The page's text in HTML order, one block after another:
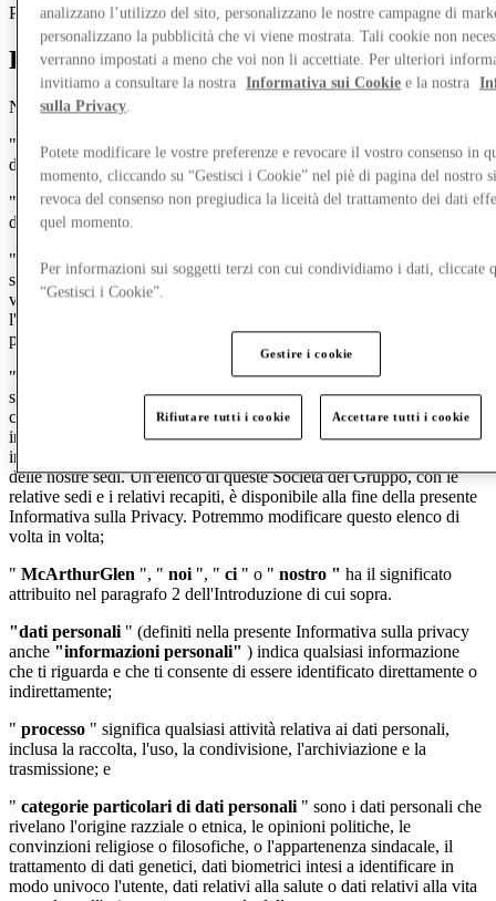
Per maggiori informazioni cliccare sulle sezioni sottostanti.
Definizioni e interpretazione
Nella presente Informativa sulla privacy:
"
Centro
" ha il significato attribuito nel paragrafo 1
dell'Introduzione di cui sopra;
"
Proprietario del centro " significa il proprietario di uno dei centri
da noi gestiti;
"
titolare del trattamento
" è un termine legale e si riferisce alla
società che prende decisioni su come e perché i tuoi dati personali
vengono elaborati ed è quindi responsabile di garantire che
l'elaborazione venga effettuata in conformità con le leggi sulla
protezione dei dati pertinenti;
"
" indica McArthurGlen UK Limited, la
società madre di McArthurGlen UK Limited o qualsiasi sua
controllata diretta o indiretta (e il termine
"Società del Gruppo"è
interpretato di conseguenza). Le nostre Società del Gruppo
includono le società di gestione controllate che operano in ciascuna
delle nostre sedi. Un elenco di queste Società del Gruppo, con le
relative sedi e i relativi recapiti, è disponibile alla fine della presente
Informativa sulla Privacy. Potremmo modificare questo elenco di
volta in volta;
" McArthurGlen ", " noi ", " ci " o " nostro " ha il significato
attribuito nel paragrafo 2 dell'Introduzione di cui sopra.
"dati personali " (definiti nella presente Informativa sulla privacy
anche "informazioni personali" ) indica qualsiasi informazione
che ti riguarda e che ti consente di essere identificato direttamente o
indirettamente;
" processo " significa qualsiasi attività relativa ai dati personali,
inclusa la raccolta, l'uso, la condivisione, l'archiviazione e la
trasmissione; e
" categorie particolari di dati personali " sono i dati personali che
rivelano l'origine razziale o etnica, le opinioni politiche, le
convinzioni religiose o filosofiche, o l'appartenenza sindacale, il
trattamento di dati genetici, dati biometrici intesi a identificare in
modo univoco l'utente, dati relativi alla salute o dati relativi alla vita
analizzano l’utilizzo del sito, personalizzano le nostre campagne di
personalizzano la pubblicità che vi viene mostrata. Tali cookie non
verranno impostati a meno che voi non li accettiate. Per ulteriori
invitiamo a consultare la nostra
Informativa sui Cookie e la nostra
sulla Privacy.
Potete modificare le vostre preferenze e revocare il vostro consenso in
momento, cliccando su “Gestisci i Cookie” nel piè di pagina del nostro
revoca del consenso non pregiudica la liceità del trattamento dei dati
quel momento.
Per informazioni sui soggetti terzi con cui condividiamo i dati, cliccate
“Gestisci i Cookie”.
Gestire i cookie
Rifiutare tutti i cookie Accettare tutti i cookie